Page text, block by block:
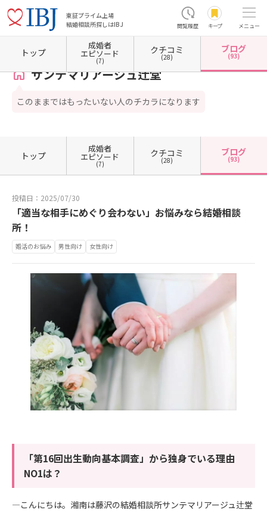
東証プライム上場
結婚相談所探しはIBJ
閲覧履歴 キープ メニュー
ホーム 神奈川県の結婚相談所 神奈川県藤沢市 サンテマリアージュ辻堂 カウンセラー
サンテマリアージュ辻堂
このままではもったいない人のチカラになります
トップ
成婚者
エピソード
(7)
クチコミ
(28)
ブログ
(93)
トップ
成婚者
エピソード
(7)
クチコミ
(28)
ブログ
(93)
投稿日：2025/07/30
「適当な相手にめぐり会わない」お悩みなら結婚相談
所！
婚活のお悩み 男性向け 女性向け
「第16回出生動向基本調査」から独身でいる理由
NO1は？
―こんにちは。湘南は藤沢の結婚相談所サンテマリアージュ辻堂